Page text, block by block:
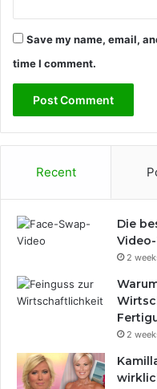
Save my name, email,
time I comment.
Recent
Die
2
2